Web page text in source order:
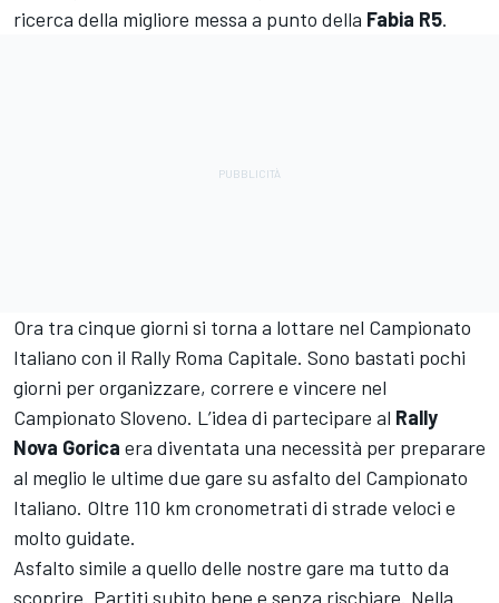
ricerca della migliore messa a punto della Fabia R5.
Ora tra cinque giorni si torna a lottare nel Campionato
Italiano con il Rally Roma Capitale. Sono bastati pochi
giorni per organizzare, correre e vincere nel
Campionato Sloveno. L’idea di partecipare al Rally
Nova Gorica era diventata una necessità per preparare
al meglio le ultime due gare su asfalto del Campionato
Italiano. Oltre 110 km cronometrati di strade veloci e
molto guidate.
Asfalto simile a quello delle nostre gare ma tutto da
scoprire. Partiti subito bene e senza rischiare. Nella